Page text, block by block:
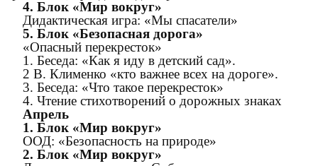
4. Блок «Мир вокруг»
Дидактическая игра: «Мы спасатели»
5. Блок «Безопасная дорога»
«Опасный перекресток»
1. Беседа: «Как я иду в детский сад».
2 В. Клименко «кто важнее всех на дороге».
3. Беседа: «Что такое перекресток»
4. Чтение стихотворений о дорожных знаках
Апрель
1. Блок «Мир вокруг»
ООД: «Безопасность на природе»
2. Блок «Мир вокруг»